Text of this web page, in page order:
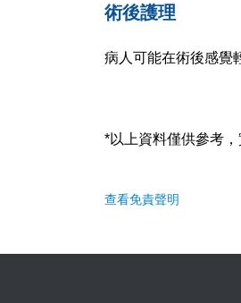
術後護理
病人可能在術後感覺
*以上資料僅供參考
查看免責聲明